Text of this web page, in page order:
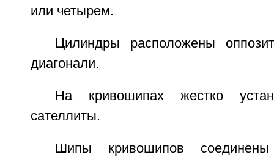
или четырем.
Цилиндры расположены
диагонали.
На кривошипах жестко
сателлиты.
Шипы кривошипов